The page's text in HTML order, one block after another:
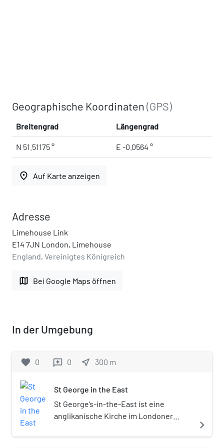
Geographische Koordinaten(GPS)
Breitengrad Längengrad
N 51.51175 ° E -0.0564 °
place Auf Karte anzeigen
Adresse
Limehouse Link
E14 7JN London, Limehouse
England, Vereinigtes Königreich
map Bei Google Maps öffnen
In der Umgebung
favorite 0 reviews 0 near_me 300 m
St George in the East
St George’s-in-the-East ist eine
anglikanische Kirche im Londoner
Kirche 1714 bis 1717 im Stil des
navigate_next